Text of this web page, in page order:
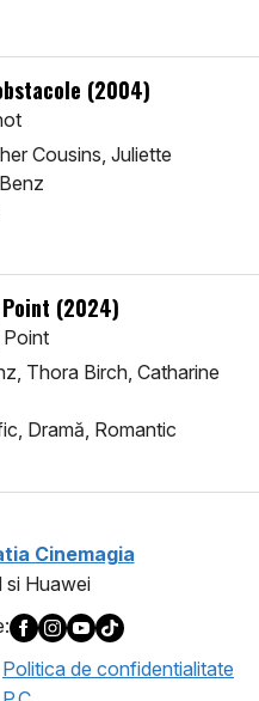
(2004)
Cousins, Juliette
(2024)
Thora Birch, Catharine
Dramă, Romantic
Cinemagia
si Huawei
Politica de confidentialitate